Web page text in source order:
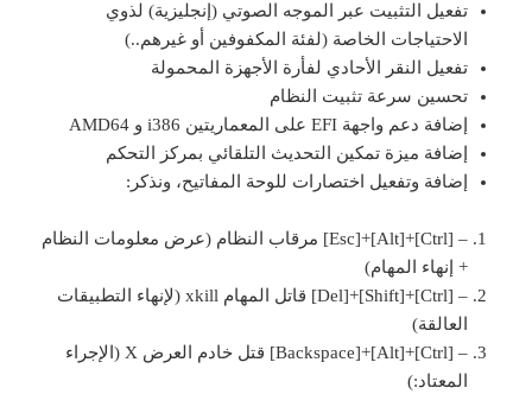
تفعيل التثبيت عبر الموجه الصوتي (إنجليزية) لذوي
الاحتياجات الخاصة (لفئة المكفوفين أو غيرهم..)
تفعيل النقر الأحادي لفأرة الأجهزة المحمولة
تحسين سرعة تثبيت النظام
إضافة دعم واجهة EFI على المعماريتين i386 و AMD64
إضافة ميزة تمكين التحديث التلقائي بمركز التحكم
إضافة وتفعيل اختصارات للوحة المفاتيح، ونذكر:
– [Ctrl]+[Alt]+[Esc] مرقاب النظام (عرض معلومات النظام
+ إنهاء المهام)
– [Ctrl]+[Shift]+[Del] قاتل المهام xkill (لإنهاء التطبيقات
العالقة)
– [Ctrl]+[Alt]+[Backspace] قتل خادم العرض X (الإجراء
المعتاد:)